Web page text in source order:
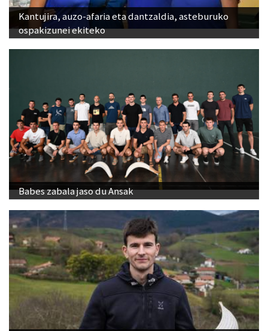
Kantujira, auzo-afaria eta dantzaldia, asteburuko
ospakizunei ekiteko
Babes zabala jaso du Ansak